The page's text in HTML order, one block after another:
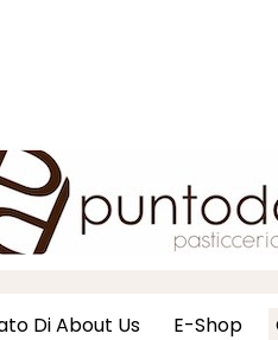
Di About Us E-Shop